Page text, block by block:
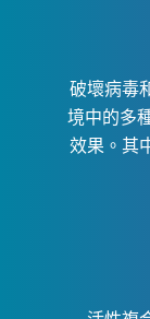
破壞病毒
境中的多
效果。其